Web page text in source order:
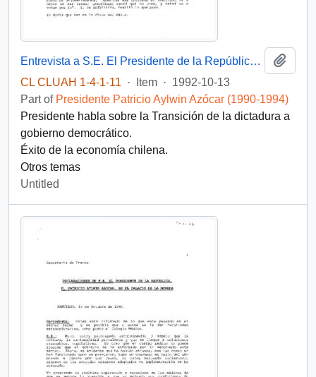
Entrevista a S.E. El Presidente de la República D. Patricio Aylwin Azocar, de "USA Today"
CL CLUAH 1-4-1-11
· Item · 1992-10-13
Part of Presidente Patricio Aylwin Azócar (1990-1994)
Presidente habla sobre la Transición de la dictadura a
gobierno democrático.
Éxito de la economía chilena.
Otros temas
Untitled